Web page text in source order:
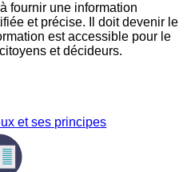
fournir une information
et précise. Il doit devenir le
est accessible pour le
et décideurs.
et ses principes